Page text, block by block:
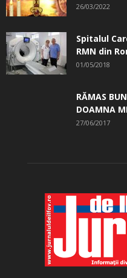
26/03/2022
Spitalul
RMN din
01/05/2018
RĂMAS
DOAMNA
27/06/2017